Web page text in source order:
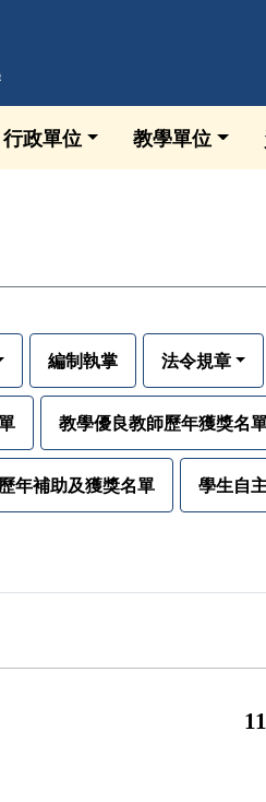
行政單位 教學單位
編制執掌 法令規章
教學優良教師歷年獲獎名
年補助及獲獎名單 學生自